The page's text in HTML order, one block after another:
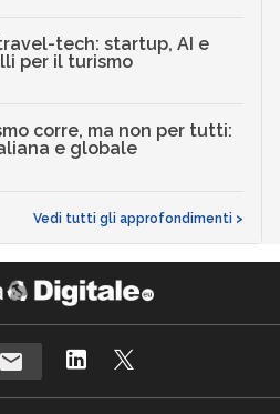
tech: startup, AI e
per il turismo
corre, ma non per tutti:
e globale
Vedi tutti gli approfondimenti >